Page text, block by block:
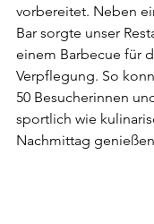
vorbereitet. Neben
Bar sorgte unser
einem Barbecue für
Verpflegung. So
50 Besucherinnen
sportlich wie
Nachmittag